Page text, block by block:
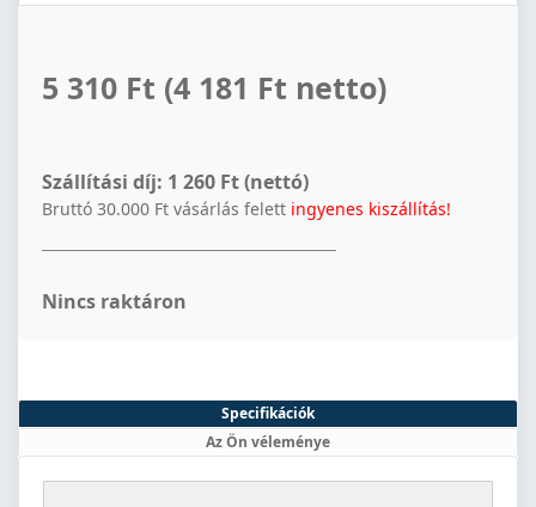
5 310 Ft (4 181 Ft netto)
Szállítási díj: 1 260 Ft (nettó)
Bruttó 30.000 Ft vásárlás felett ingyenes kiszállítás!
Nincs raktáron
Specifikációk
Az Ön véleménye